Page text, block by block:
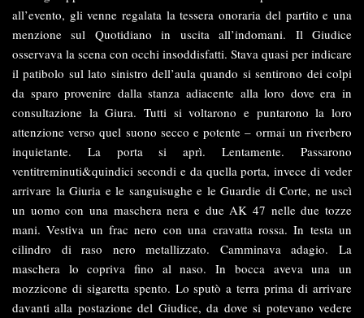
all’evento, gli venne regalata la tessera onoraria del partito e una
menzione sul Quotidiano in uscita all’indomani. Il Giudice
osservava la scena con occhi insoddisfatti. Stava quasi per indicare
il patibolo sul lato sinistro dell’aula quando si sentirono dei colpi
da sparo provenire dalla stanza adiacente alla loro dove era in
consultazione la Giura. Tutti si voltarono e puntarono la loro
attenzione verso quel suono secco e potente – ormai un riverbero
inquietante. La porta si aprì. Lentamente. Passarono
ventitreminuti&quindici secondi e da quella porta, invece di veder
arrivare la Giuria e le sanguisughe e le Guardie di Corte, ne uscì
un uomo con una maschera nera e due AK 47 nelle due tozze
mani. Vestiva un frac nero con una cravatta rossa. In testa un
cilindro di raso nero metallizzato. Camminava adagio. La
maschera lo copriva fino al naso. In bocca aveva una un
mozzicone di sigaretta spento. Lo sputò a terra prima di arrivare
davanti alla postazione del Giudice, da dove si potevano vedere